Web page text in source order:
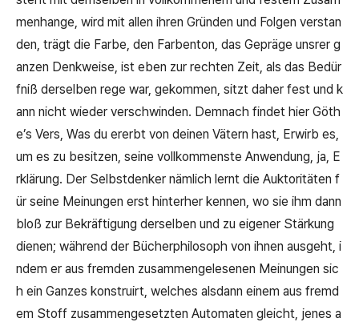
menhange, wird mit allen ihren Gründen und Folgen verstan
den, trägt die Farbe, den Farbenton, das Gepräge unsrer g
anzen Denkweise, ist eben zur rechten Zeit, als das Bedür
fniß derselben rege war, gekommen, sitzt daher fest und k
ann nicht wieder verschwinden. Demnach findet hier Göth
e’s Vers, Was du ererbt von deinen Vätern hast, Erwirb es,
um es zu besitzen, seine vollkommenste Anwendung, ja, E
rklärung. Der Selbstdenker nämlich lernt die Auktoritäten f
ür seine Meinungen erst hinterher kennen, wo sie ihm dann
bloß zur Bekräftigung derselben und zu eigener Stärkung
dienen; während der Bücherphilosoph von ihnen ausgeht, i
ndem er aus fremden zusammengelesenen Meinungen sic
h ein Ganzes konstruirt, welches alsdann einem aus fremd
em Stoff zusammengesetzten Automaten gleicht, jenes a